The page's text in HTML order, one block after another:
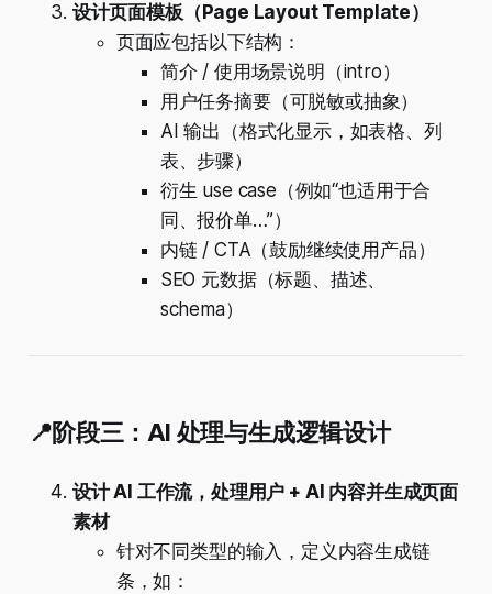
设计页面模板（Page Layout Template）
页面应包括以下结构：
简介 / 使用场景说明（intro）
用户任务摘要（可脱敏或抽象）
AI 输出（格式化显示，如表格、列
表、步骤）
衍生 use case（例如“也适用于合
同、报价单…”）
内链 / CTA（鼓励继续使用产品）
SEO 元数据（标题、描述、
schema）
📍阶段三：AI 处理与生成逻辑设计
设计 AI 工作流，处理用户 + AI 内容并生成页面
素材
针对不同类型的输入，定义内容生成链
条，如：